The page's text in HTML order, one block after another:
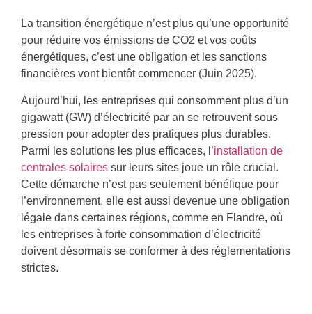
La transition énergétique n’est plus qu’une opportunité
pour réduire vos émissions de CO2 et vos coûts
énergétiques, c’est une obligation et les sanctions
financières vont bientôt commencer (Juin 2025).
Aujourd’hui, les entreprises qui consomment plus d’un
gigawatt (GW) d’électricité par an se retrouvent sous
pression pour adopter des pratiques plus durables.
Parmi les solutions les plus efficaces, l’installation de
centrales solaires sur leurs sites joue un rôle crucial.
Cette démarche n’est pas seulement bénéfique pour
l’environnement, elle est aussi devenue une obligation
légale dans certaines régions, comme en Flandre, où
les entreprises à forte consommation d’électricité
doivent désormais se conformer à des réglementations
strictes.